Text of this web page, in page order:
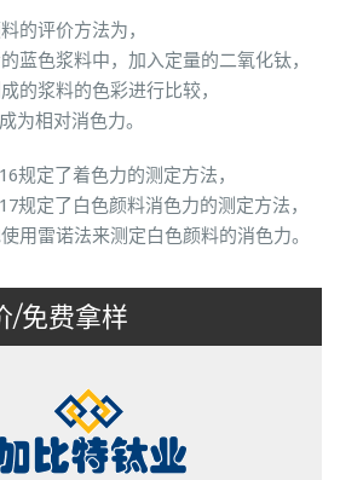
的评价方法为，
蓝色浆料中，加入定量的二氧化钛，
的浆料的色彩进行比较，
为相对消色力。
规定了着色力的测定方法，
规定了白色颜料消色力的测定方法，
用雷诺法来测定白色颜料的消色力。
/免费拿样